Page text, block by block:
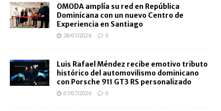
OMODA amplía su red en República
Dominicana con un nuevo Centro de
Experiencia en Santiago
28/07/2026 0
Luis Rafael Méndez recibe emotivo tributo
histórico del automovilismo dominicano
con Porsche 911 GT3 RS personalizado
07/07/2026 0